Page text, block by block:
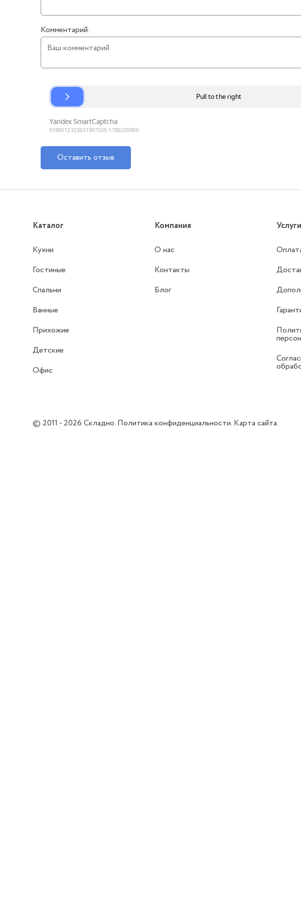
Комментарий:
Оставить отзыв
Каталог
Кухни
Гостиные
Спальни
Ванные
Прихожие
Детские
Офис
Компания
О нас
Контакты
Блог
Услуги
© 2011 - 2026Складно. Политика конфиденциальности. Карта сайта.